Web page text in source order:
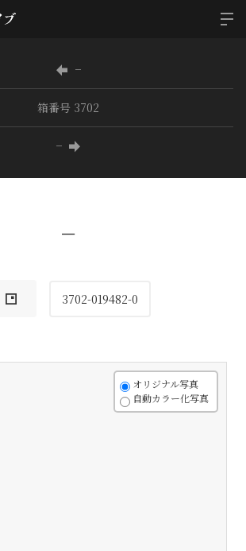
−
箱番号 3702
−
−
3702-019482-0
オリジナル写真
自動カラー化写真